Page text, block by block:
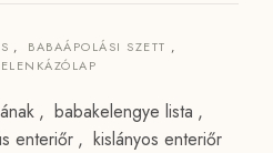
, BABAÁPOLÁSI SZETT ,
, babakelengye lista ,
enteriőr , kislányos enteriőr